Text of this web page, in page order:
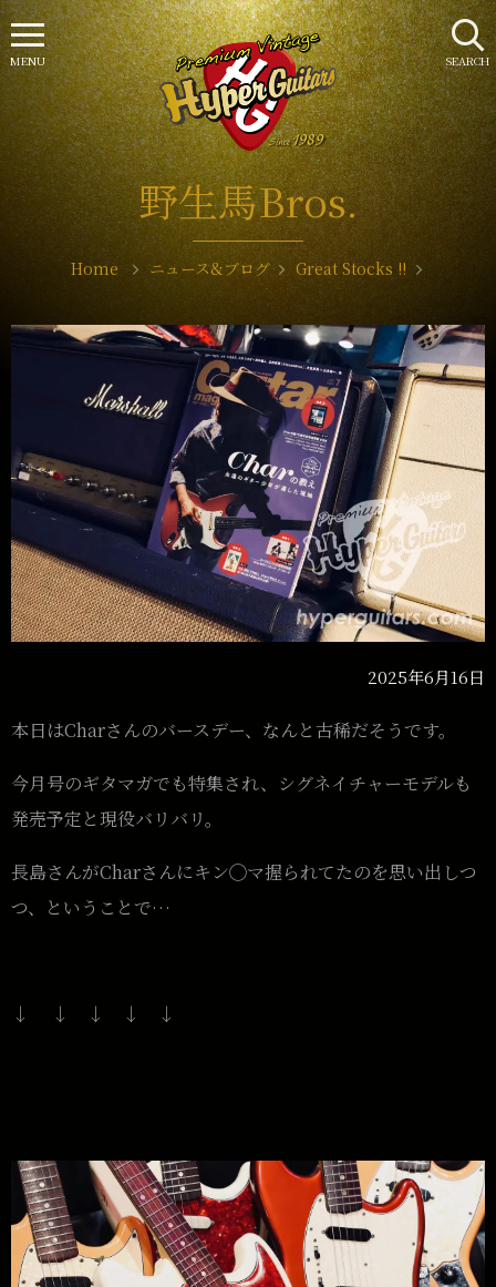
野生馬Bros.
Home ニュース&ブログ Great Stocks !!
2025年6月16日
本日はCharさんのバースデー、なんと古稀だそうです。
今月号のギタマガでも特集され、シグネイチャーモデルも
発売予定と現役バリバリ。
長島さんがCharさんにキン◯マ握られてたのを思い出しつ
つ、ということで…
↓ ↓ ↓ ↓ ↓
SEARCH
MENU